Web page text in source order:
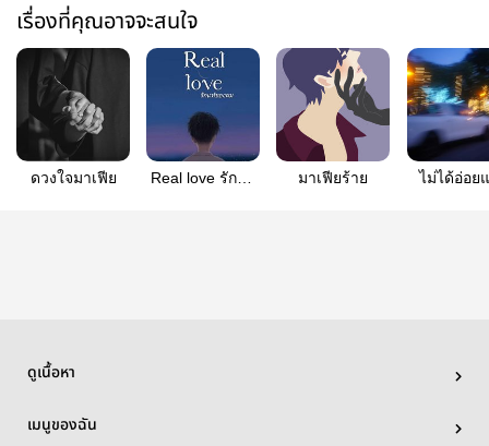
เรื่องที่คุณอาจจะสนใจ
ดวงใจมาเฟีย
Real love รักแท้
มาเฟียร้าย
ไม่ได้อ่อย
ดูเนื้อหา
เมนูของฉัน